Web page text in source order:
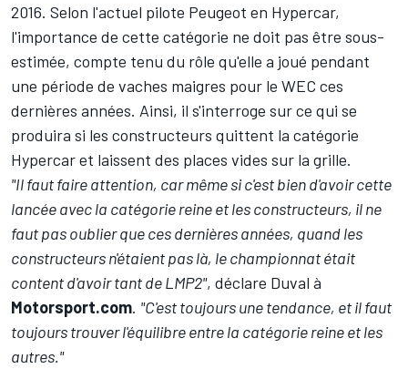
2016. Selon l'actuel pilote Peugeot en Hypercar,
l'importance de cette catégorie ne doit pas être sous-
estimée, compte tenu du rôle qu'elle a joué pendant
une période de vaches maigres pour le WEC ces
dernières années. Ainsi, il s'interroge sur ce qui se
produira si les constructeurs quittent la catégorie
Hypercar et laissent des places vides sur la grille.
"Il faut faire attention, car même si c'est bien d'avoir cette
lancée avec la catégorie reine et les constructeurs, il ne
faut pas oublier que ces dernières années, quand les
constructeurs n'étaient pas là, le championnat était
content d'avoir tant de LMP2", déclare Duval à
Motorsport.com. "C'est toujours une tendance, et il faut
toujours trouver l'équilibre entre la catégorie reine et les
autres."